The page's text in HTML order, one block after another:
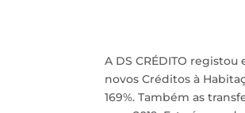
A DS CRÉDITO
novos Créditos à
169%. Também as